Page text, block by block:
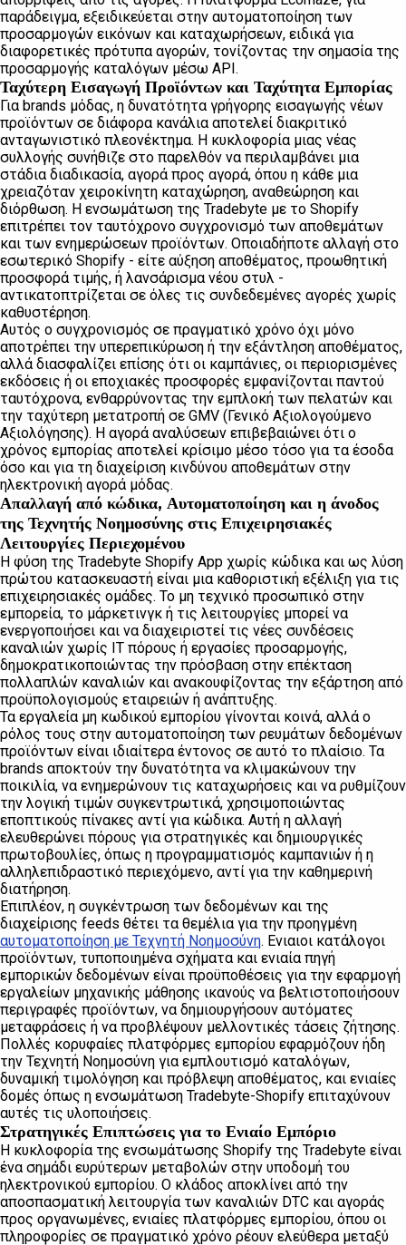
παράδειγμα, εξειδικεύεται στην αυτοματοποίηση των
προσαρμογών εικόνων και καταχωρήσεων, ειδικά για
διαφορετικές πρότυπα αγορών, τονίζοντας την σημασία της
προσαρμογής καταλόγων μέσω API.
Ταχύτερη Εισαγωγή Προϊόντων και Ταχύτητα Εμπορίας
Για brands μόδας, η δυνατότητα γρήγορης εισαγωγής νέων
προϊόντων σε διάφορα κανάλια αποτελεί διακριτικό
ανταγωνιστικό πλεονέκτημα. Η κυκλοφορία μιας νέας
συλλογής συνήθιζε στο παρελθόν να περιλαμβάνει μια
στάδια διαδικασία, αγορά προς αγορά, όπου η κάθε μια
χρειαζόταν χειροκίνητη καταχώρηση, αναθεώρηση και
διόρθωση. Η ενσωμάτωση της Tradebyte με το Shopify
επιτρέπει τον ταυτόχρονο συγχρονισμό των αποθεμάτων
και των ενημερώσεων προϊόντων. Οποιαδήποτε αλλαγή στο
εσωτερικό Shopify - είτε αύξηση αποθέματος, προωθητική
προσφορά τιμής, ή λανσάρισμα νέου στυλ -
αντικατοπτρίζεται σε όλες τις συνδεδεμένες αγορές χωρίς
καθυστέρηση.
Αυτός ο συγχρονισμός σε πραγματικό χρόνο όχι μόνο
αποτρέπει την υπερεπικύρωση ή την εξάντληση αποθέματος,
αλλά διασφαλίζει επίσης ότι οι καμπάνιες, οι περιορισμένες
εκδόσεις ή οι εποχιακές προσφορές εμφανίζονται παντού
ταυτόχρονα, ενθαρρύνοντας την εμπλοκή των πελατών και
την ταχύτερη μετατροπή σε GMV (Γενικό Αξιολογούμενο
Αξιολόγησης). Η αγορά αναλύσεων επιβεβαιώνει ότι ο
χρόνος εμπορίας αποτελεί κρίσιμο μέσο τόσο για τα έσοδα
όσο και για τη διαχείριση κινδύνου αποθεμάτων στην
ηλεκτρονική αγορά μόδας.
Απαλλαγή από κώδικα, Αυτοματοποίηση και η άνοδος
της Τεχνητής Νοημοσύνης στις Επιχειρησιακές
Λειτουργίες Περιεχομένου
Η φύση της Tradebyte Shopify App χωρίς κώδικα και ως λύση
πρώτου κατασκευαστή είναι μια καθοριστική εξέλιξη για τις
επιχειρησιακές ομάδες. Το μη τεχνικό προσωπικό στην
εμπορεία, το μάρκετινγκ ή τις λειτουργίες μπορεί να
ενεργοποιήσει και να διαχειριστεί τις νέες συνδέσεις
καναλιών χωρίς IT πόρους ή εργασίες προσαρμογής,
δημοκρατικοποιώντας την πρόσβαση στην επέκταση
πολλαπλών καναλιών και ανακουφίζοντας την εξάρτηση από
προϋπολογισμούς εταιρειών ή ανάπτυξης.
Τα εργαλεία μη κωδικού εμπορίου γίνονται κοινά, αλλά ο
ρόλος τους στην αυτοματοποίηση των ρευμάτων δεδομένων
προϊόντων είναι ιδιαίτερα έντονος σε αυτό το πλαίσιο. Τα
brands αποκτούν την δυνατότητα να κλιμακώνουν την
ποικιλία, να ενημερώνουν τις καταχωρήσεις και να ρυθμίζουν
την λογική τιμών συγκεντρωτικά, χρησιμοποιώντας
εποπτικούς πίνακες αντί για κώδικα. Αυτή η αλλαγή
ελευθερώνει πόρους για στρατηγικές και δημιουργικές
πρωτοβουλίες, όπως η προγραμματισμός καμπανιών ή η
αλληλεπιδραστικό περιεχόμενο, αντί για την καθημερινή
διατήρηση.
Επιπλέον, η συγκέντρωση των δεδομένων και της
διαχείρισης feeds θέτει τα θεμέλια για την προηγμένη
αυτοματοποίηση με Τεχνητή Νοημοσύνη. Ενιαιοι κατάλογοι
προϊόντων, τυποποιημένα σχήματα και ενιαία πηγή
εμπορικών δεδομένων είναι προϋποθέσεις για την εφαρμογή
εργαλείων μηχανικής μάθησης ικανούς να βελτιστοποιήσουν
περιγραφές προϊόντων, να δημιουργήσουν αυτόματες
μεταφράσεις ή να προβλέψουν μελλοντικές τάσεις ζήτησης.
Πολλές κορυφαίες πλατφόρμες εμπορίου εφαρμόζουν ήδη
την Τεχνητή Νοημοσύνη για εμπλουτισμό καταλόγων,
δυναμική τιμολόγηση και πρόβλεψη αποθέματος, και ενιαίες
δομές όπως η ενσωμάτωση Tradebyte-Shopify επιταχύνουν
αυτές τις υλοποιήσεις.
Στρατηγικές Επιπτώσεις για το Ενιαίο Εμπόριο
Η κυκλοφορία της ενσωμάτωσης Shopify της Tradebyte είναι
ένα σημάδι ευρύτερων μεταβολών στην υποδομή του
ηλεκτρονικού εμπορίου. Ο κλάδος αποκλίνει από την
αποσπασματική λειτουργία των καναλιών DTC και αγοράς
προς οργανωμένες, ενιαίες πλατφόρμες εμπορίου, όπου οι
πληροφορίες σε πραγματικό χρόνο ρέουν ελεύθερα μεταξύ